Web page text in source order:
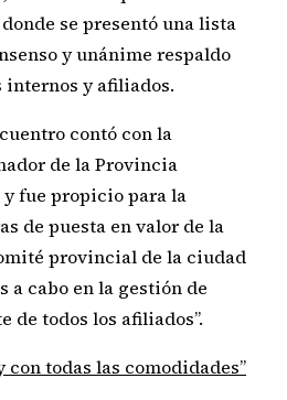
se presentó una lista
y unánime respaldo
internos y afiliados.
contó con la
de la Provincia
fue propicio para la
de puesta en valor de la
provincial de la ciudad
a cabo en la gestión de
de todos los afiliados”.
con todas las comodidades”